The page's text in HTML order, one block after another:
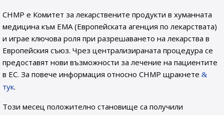
CHMP е Комитет за лекарствените продукти в хуманната
медицина към EMA (Европейската агенция по лекарствата)
и играе ключова роля при разрешаването на лекарства в
Европейския съюз. Чрез централизираната процедура се
предоставят нови възможности за лечение на пациентите
в ЕС. За повече информация относно CHMP щракнете
тук.
Този месец положително становище са получили